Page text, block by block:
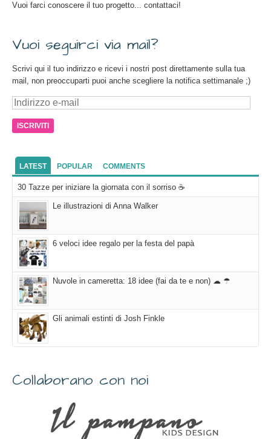
Vuoi farci conoscere il tuo progetto... contattaci!
Vuoi seguirci via mail?
Scrivi qui il tuo indirizzo e ricevi i nostri post direttamente sulla tua
mail, non preoccuparti puoi anche scegliere la notifica settimanale ;)
Indirizzo
mail
LATEST POPULAR COMMENTS
30 Tazze per iniziare la giornata con il sorriso ☕
Le illustrazioni di Anna Walker
6 veloci idee regalo per la festa del papà
Nuvole in cameretta: 18 idee (fai da te e non) ☁ ☂
Gli animali estinti di Josh Finkle
Collaborano con noi